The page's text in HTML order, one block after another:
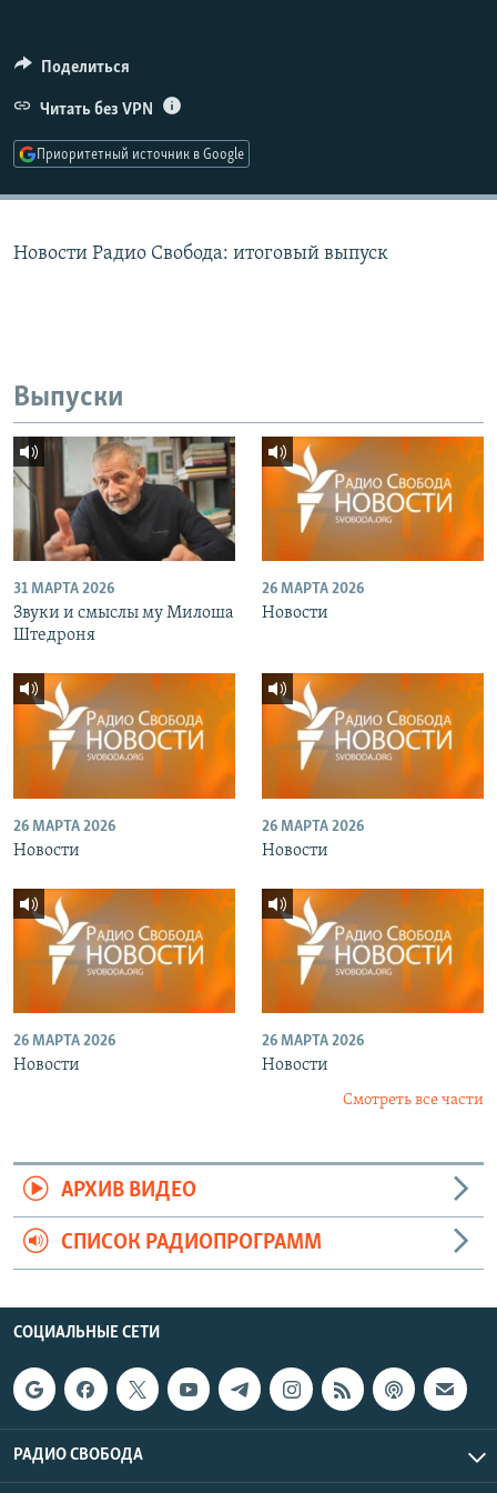
ПОДПИШИТЕСЬ НА РАССЫЛКУ
СОЦИАЛЬНЫЕ СЕТИ
Поделиться
Читать без VPN
Приоритетный источник в Google
Новости Радио Свобода: итоговый выпуск
Выпуски
31 МАРТА 2026
Звуки и смыслы му Милоша
Штедроня
26 МАРТА 2026
Новости
26 МАРТА 2026
Новости
26 МАРТА 2026
Новости
26 МАРТА 2026
Новости
26 МАРТА 2026
Новости
Смотреть все части
АРХИВ ВИДЕО
СПИСОК РАДИОПРОГРАММ
СОЦИАЛЬНЫЕ СЕТИ
РАДИО СВОБОДА